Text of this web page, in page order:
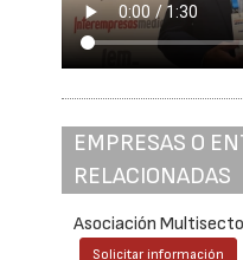
EMPRESAS O
RELACIONADAS
Asociación
Solicitar información